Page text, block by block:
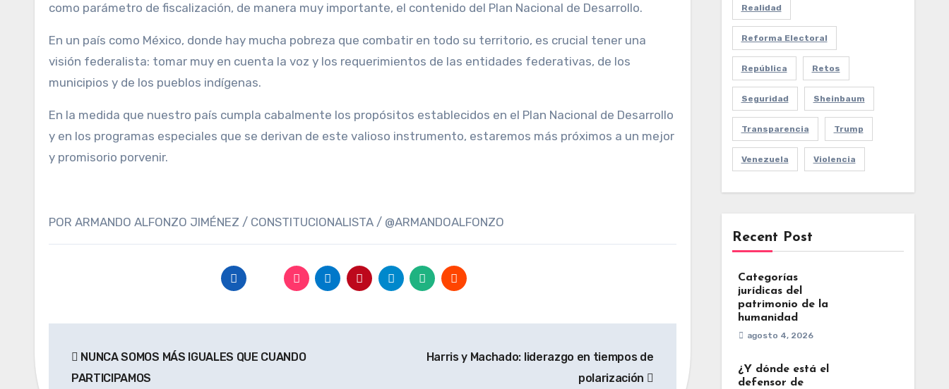
como parámetro de fiscalización, de manera muy importante, el contenido del Plan Nacional de Desarrollo.
En un país como México, donde hay mucha pobreza que combatir en todo su territorio, es crucial tener una
visión federalista: tomar muy en cuenta la voz y los requerimientos de las entidades federativas, de los
municipios y de los pueblos indígenas.
En la medida que nuestro país cumpla cabalmente los propósitos establecidos en el Plan Nacional de Desarrollo
y en los programas especiales que se derivan de este valioso instrumento, estaremos más próximos a un mejor
y promisorio porvenir.
POR ARMANDO ALFONZO JIMÉNEZ / CONSTITUCIONALISTA / @ARMANDOALFONZO
de NUNCA SOMOS MÁS IGUALES QUE CUANDO
PARTICIPAMOS
Harris y Machado: liderazgo en tiempos de
polarización
Realidad
Reforma Electoral
República Retos
Seguridad Sheinbaum
Transparencia Trump
Venezuela Violencia
Recent Post
Categorías
jurídicas del
patrimonio de la
humanidad
agosto 4, 2026
¿Y dónde está el
defensor de